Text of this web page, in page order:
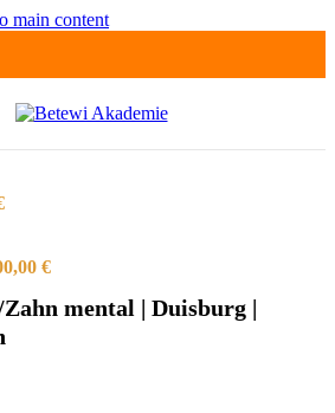
main content
€
mental | Duisburg |